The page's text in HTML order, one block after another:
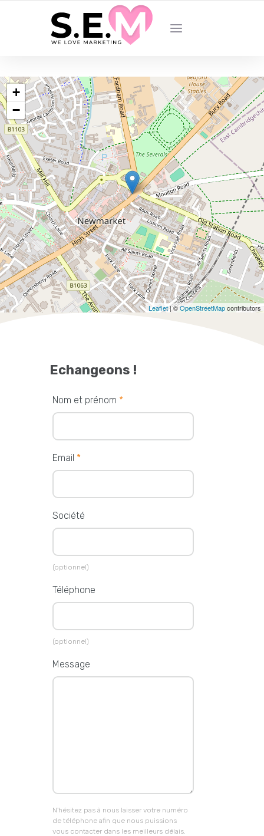
VOTRE AGENCE DE MARKETING DIGITAL
+
−
Leaflet| ©OpenStreetMapcontributors
Echangeons !
Nom et prénom *
Email *
Société
(optionnel)
Téléphone
(optionnel)
Message
N'hésitez pas à nous laisser votre numéro
de téléphone afin que nous puissions
vous contacter dans les meilleurs délais.